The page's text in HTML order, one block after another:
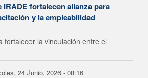
IRADE fortalecen alianza para
y la empleabilidad
fortalecer la vinculación entre el
24 Junio, 2026 - 08:16